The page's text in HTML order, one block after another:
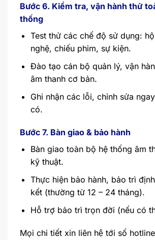
Bước 6. Kiểm tra, vận hành thử
thống
Test thử các chế độ sử dụng:
nghệ, chiếu phim, sự kiện.
Đào tạo cán bộ quản lý, vận
âm thanh cơ bản.
Ghi nhận các lỗi, chỉnh sửa
có.
Bước 7. Bàn giao & bảo hành
Bàn giao toàn bộ hệ thống âm
kỹ thuật.
Thực hiện bảo hành, bảo trì
kết (thường từ 12 – 24 tháng).
Hỗ trợ bảo trì trọn đời (nếu có
Mọi chi tiết xin liên hệ tới số